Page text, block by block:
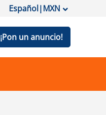
Español|MXN
¡Pon un anuncio!